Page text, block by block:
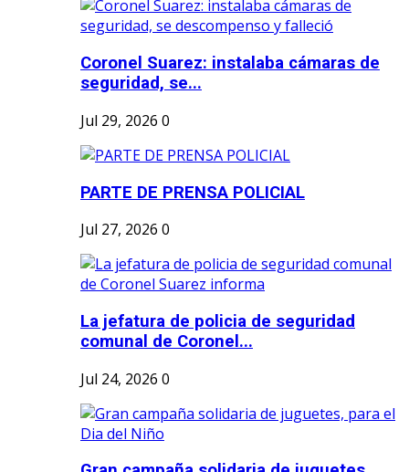
Coronel Suarez: instalaba cámaras de
seguridad, se...
Jul 29, 2026 0
PARTE DE PRENSA POLICIAL
Jul 27, 2026 0
La jefatura de policia de seguridad
comunal de Coronel...
Jul 24, 2026 0